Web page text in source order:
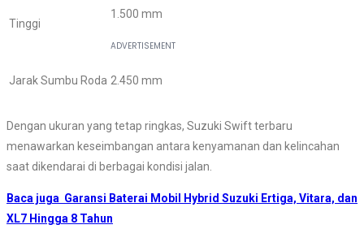
Tinggi
1.500 mm
Jarak Sumbu Roda 2.450 mm
Dengan ukuran yang tetap ringkas, Suzuki Swift terbaru
menawarkan keseimbangan antara kenyamanan dan kelincahan
saat dikendarai di berbagai kondisi jalan.
Baca juga Garansi Baterai Mobil Hybrid Suzuki Ertiga, Vitara, dan
XL7 Hingga 8 Tahun